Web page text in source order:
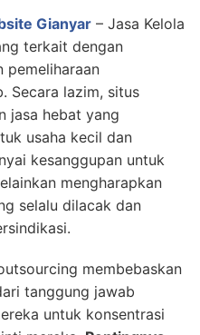
Gianyar – Jasa Kelola
terkait dengan
pemeliharaan
Secara lazim, situs
jasa hebat yang
usaha kecil dan
kesanggupan untuk
mengharapkan
selalu dilacak dan
membebaskan
tanggung jawab
untuk konsentrasi